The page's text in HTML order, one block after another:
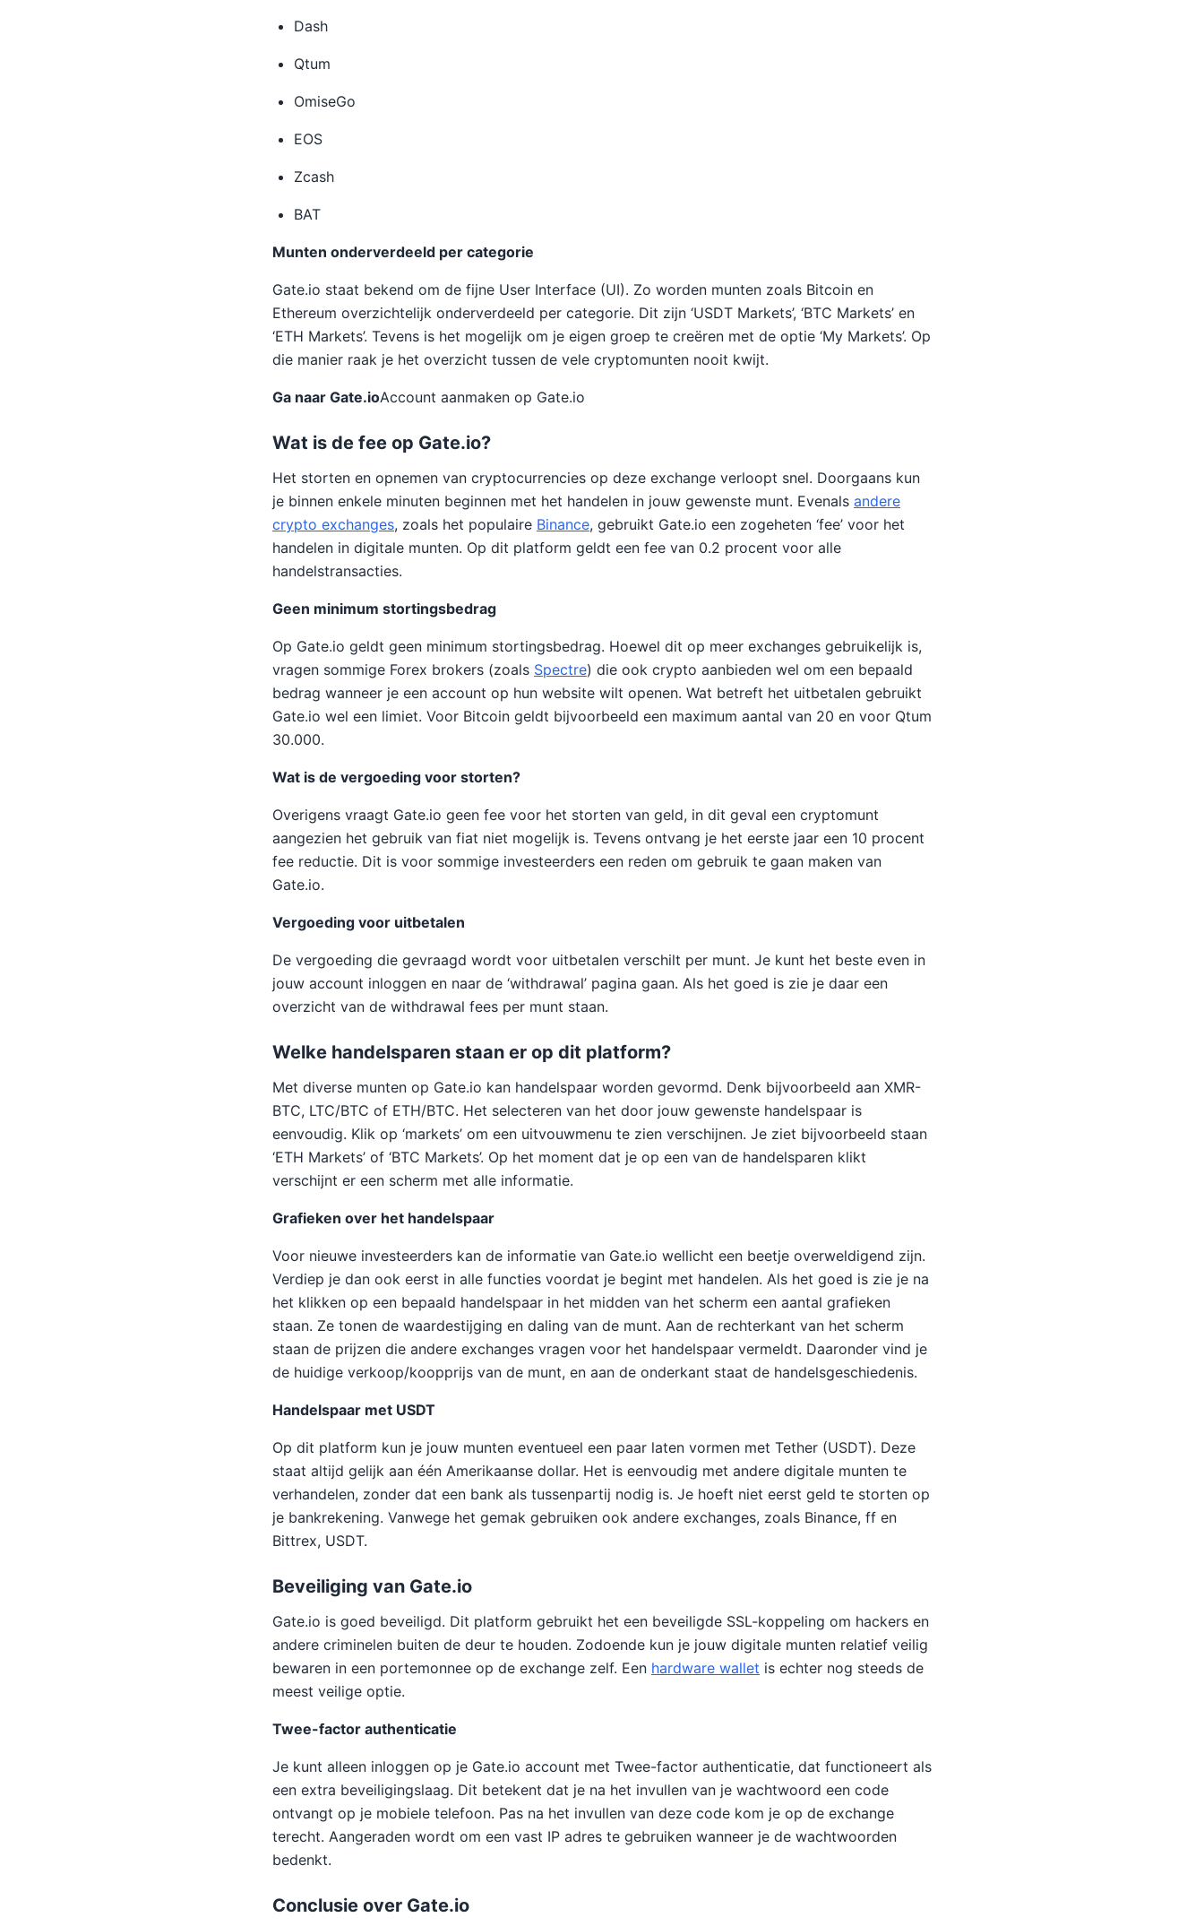
Dash
Qtum
OmiseGo
EOS
Zcash
BAT
Munten onderverdeeld per categorie
Gate.io staat bekend om de fijne User Interface (UI). Zo worden munten zoals Bitcoin en
Ethereum overzichtelijk onderverdeeld per categorie. Dit zijn ‘USDT Markets’, ‘BTC Markets’ en
‘ETH Markets’. Tevens is het mogelijk om je eigen groep te creëren met de optie ‘My Markets’. Op
die manier raak je het overzicht tussen de vele cryptomunten nooit kwijt.
Ga naar Gate.ioAccount aanmaken op Gate.io
Wat is de fee op Gate.io?
Het storten en opnemen van cryptocurrencies op deze exchange verloopt snel. Doorgaans kun
je binnen enkele minuten beginnen met het handelen in jouw gewenste munt. Evenals andere
crypto exchanges, zoals het populaire Binance, gebruikt Gate.io een zogeheten ‘fee’ voor het
handelen in digitale munten. Op dit platform geldt een fee van 0.2 procent voor alle
handelstransacties.
Geen minimum stortingsbedrag
Op Gate.io geldt geen minimum stortingsbedrag. Hoewel dit op meer exchanges gebruikelijk is,
vragen sommige Forex brokers (zoals Spectre) die ook crypto aanbieden wel om een bepaald
bedrag wanneer je een account op hun website wilt openen. Wat betreft het uitbetalen gebruikt
Gate.io wel een limiet. Voor Bitcoin geldt bijvoorbeeld een maximum aantal van 20 en voor Qtum
30.000.
Wat is de vergoeding voor storten?
Overigens vraagt Gate.io geen fee voor het storten van geld, in dit geval een cryptomunt
aangezien het gebruik van fiat niet mogelijk is. Tevens ontvang je het eerste jaar een 10 procent
fee reductie. Dit is voor sommige investeerders een reden om gebruik te gaan maken van
Gate.io.
Vergoeding voor uitbetalen
De vergoeding die gevraagd wordt voor uitbetalen verschilt per munt. Je kunt het beste even in
jouw account inloggen en naar de ‘withdrawal’ pagina gaan. Als het goed is zie je daar een
overzicht van de withdrawal fees per munt staan.
Welke handelsparen staan er op dit platform?
Met diverse munten op Gate.io kan handelspaar worden gevormd. Denk bijvoorbeeld aan XMR-
BTC, LTC/BTC of ETH/BTC. Het selecteren van het door jouw gewenste handelspaar is
eenvoudig. Klik op ‘markets’ om een uitvouwmenu te zien verschijnen. Je ziet bijvoorbeeld staan
‘ETH Markets’ of ‘BTC Markets’. Op het moment dat je op een van de handelsparen klikt
verschijnt er een scherm met alle informatie.
Grafieken over het handelspaar
Voor nieuwe investeerders kan de informatie van Gate.io wellicht een beetje overweldigend zijn.
Verdiep je dan ook eerst in alle functies voordat je begint met handelen. Als het goed is zie je na
het klikken op een bepaald handelspaar in het midden van het scherm een aantal grafieken
staan. Ze tonen de waardestijging en daling van de munt. Aan de rechterkant van het scherm
staan de prijzen die andere exchanges vragen voor het handelspaar vermeldt. Daaronder vind je
de huidige verkoop/koopprijs van de munt, en aan de onderkant staat de handelsgeschiedenis.
Handelspaar met USDT
Op dit platform kun je jouw munten eventueel een paar laten vormen met Tether (USDT). Deze
staat altijd gelijk aan één Amerikaanse dollar. Het is eenvoudig met andere digitale munten te
verhandelen, zonder dat een bank als tussenpartij nodig is. Je hoeft niet eerst geld te storten op
je bankrekening. Vanwege het gemak gebruiken ook andere exchanges, zoals Binance, ff en
Bittrex, USDT.
Beveiliging van Gate.io
Gate.io is goed beveiligd. Dit platform gebruikt het een beveiligde SSL-koppeling om hackers en
andere criminelen buiten de deur te houden. Zodoende kun je jouw digitale munten relatief veilig
bewaren in een portemonnee op de exchange zelf. Een hardware wallet is echter nog steeds de
meest veilige optie.
Twee-factor authenticatie
Je kunt alleen inloggen op je Gate.io account met Twee-factor authenticatie, dat functioneert als
een extra beveiligingslaag. Dit betekent dat je na het invullen van je wachtwoord een code
ontvangt op je mobiele telefoon. Pas na het invullen van deze code kom je op de exchange
terecht. Aangeraden wordt om een vast IP adres te gebruiken wanneer je de wachtwoorden
bedenkt.
Conclusie over Gate.io